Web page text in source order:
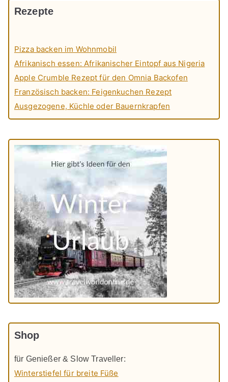
Rezepte
Pizza backen im Wohnmobil
Afrikanisch essen: Afrikanischer Eintopf aus Nigeria
Apple Crumble Rezept für den Omnia Backofen
Französisch backen: Feigenkuchen Rezept
Ausgezogene, Küchle oder Bauernkrapfen
Shop
für Genießer & Slow Traveller:
Winterstiefel für breite Füße